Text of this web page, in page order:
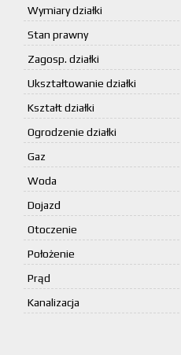
Wymiary działki
Stan prawny
Zagosp. działki
Ukształtowanie działki
Kształt działki
Ogrodzenie działki
Gaz
Woda
Dojazd
Otoczenie
Położenie
Prąd
Kanalizacja